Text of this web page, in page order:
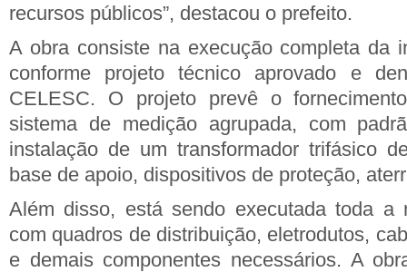
recursos públicos”, destacou o prefeito.
A obra consiste na execução completa da
conforme projeto técnico aprovado e
CELESC. O projeto prevê o
sistema de medição agrupada, com
instalação de um transformador trifásico
base de apoio, dispositivos de proteção,
Além disso, está sendo executada toda a
com quadros de distribuição, eletrodutos,
e demais componentes necessários. A